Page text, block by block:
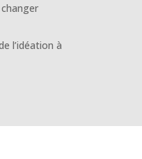
l’idéation à